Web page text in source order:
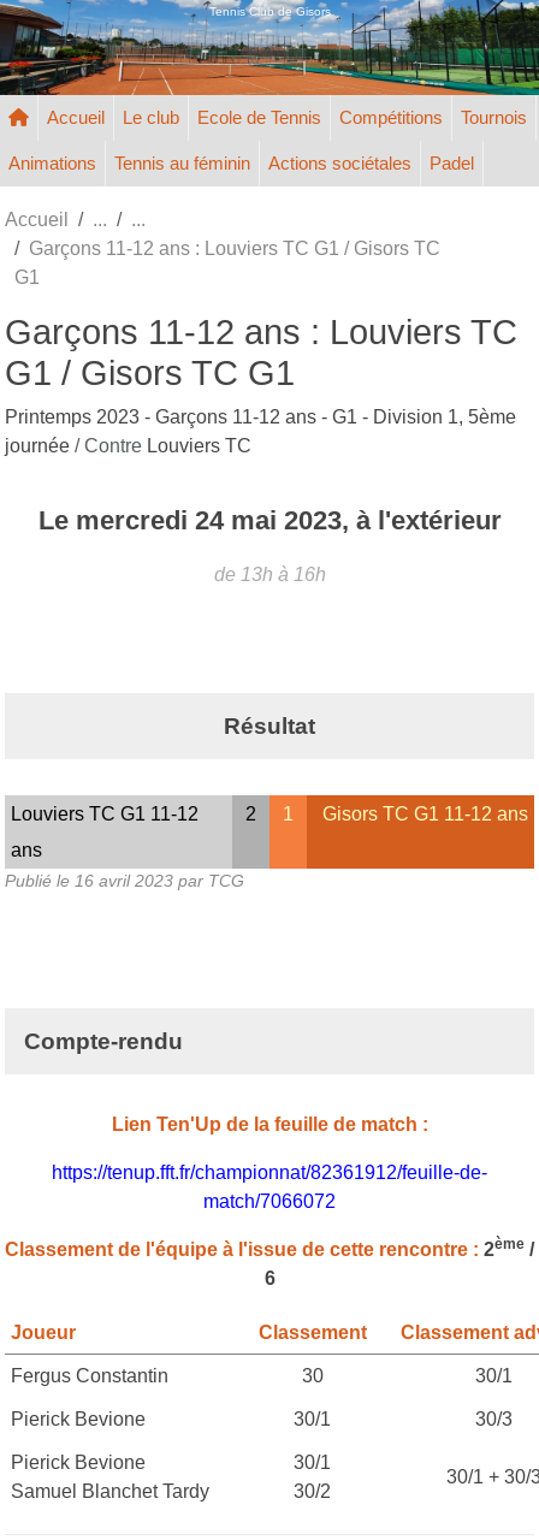
Tennis Club de Gisors
Accueil Le club Ecole de Tennis Compétitions Tournois
Animations Tennis au féminin Actions sociétales Padel
Accueil
Garçons 11-12 ans : Louviers TC G1 / Gisors TC
G1
Garçons 11-12 ans : Louviers TC
G1 / Gisors TC G1
Printemps 2023 - Garçons 11-12 ans - G1 - Division 1, 5ème
journée / Contre Louviers TC
Le mercredi 24 mai 2023, à l'extérieur
de 13h à 16h
Résultat
Louviers TC G1 11-12
ans
2 1 Gisors TC G1 11-12 ans
Publié le 16 avril 2023 par TCG
Compte-rendu
Lien Ten'Up de la feuille de match :
https://tenup.fft.fr/championnat/82361912/feuille-de-
match/7066072
Classement de l'équipe à l'issue de cette rencontre : 2ème /
6
Joueur Classement Classement
Fergus Constantin 30 30/1
Pierick Bevione 30/1 30/3
Pierick Bevione
Samuel Blanchet Tardy
30/1
30/2
30/1 + 30/
Panneau de gestion des cookies